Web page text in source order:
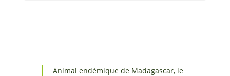
Animal endémique de Madagascar, le